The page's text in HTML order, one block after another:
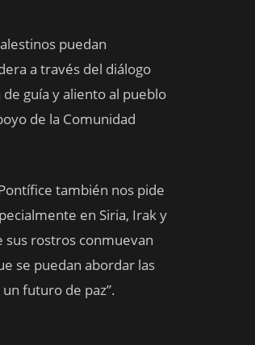
puedan
a través del diálogo
guía y aliento al pueblo
de la Comunidad
también nos pide
en Siria, Irak y
sus rostros conmuevan
se puedan abordar las
futuro de paz”.